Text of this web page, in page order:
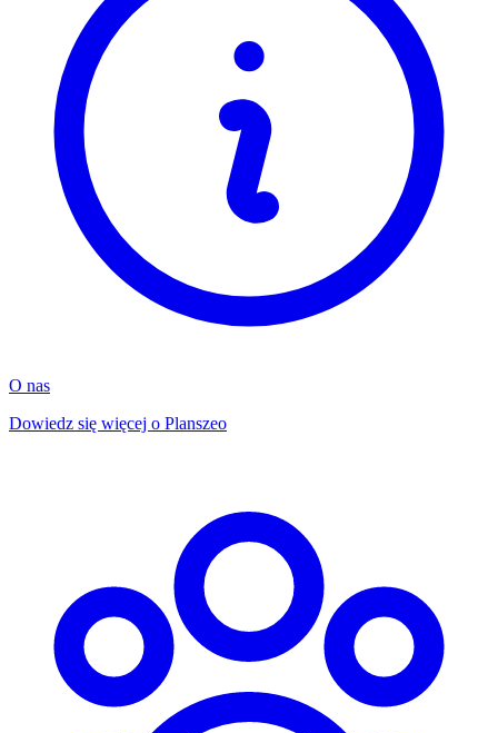
O nas
Dowiedz się więcej o Planszeo